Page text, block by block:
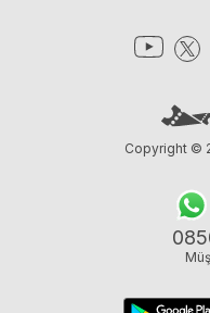
Copyright ©